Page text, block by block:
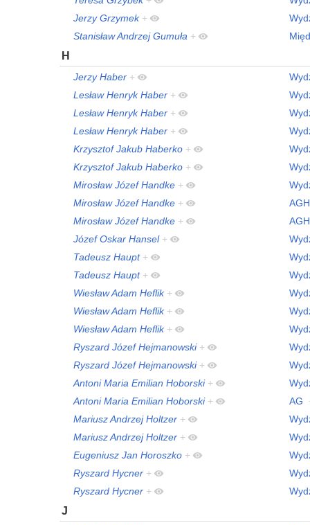
Jerzy Grzymek +
Stanisław Andrzej Gumuła +
H
Jerzy Haber +
Lesław Henryk Haber +
Lesław Henryk Haber +
Lesław Henryk Haber +
Krzysztof Jakub Haberko +
Krzysztof Jakub Haberko +
Mirosław Józef Handke +
Mirosław Józef Handke +
AGH
Mirosław Józef Handke +
AGH
Józef Oskar Hansel +
Tadeusz Haupt +
Tadeusz Haupt +
Wiesław Adam Heflik +
Wiesław Adam Heflik +
Wiesław Adam Heflik +
Ryszard Józef Hejmanowski +
Ryszard Józef Hejmanowski +
Antoni Maria Emilian Hoborski +
Antoni Maria Emilian Hoborski + AG
Mariusz Andrzej Holtzer +
Mariusz Andrzej Holtzer +
Eugeniusz Jan Horoszko +
Ryszard Hycner +
Ryszard Hycner +
J